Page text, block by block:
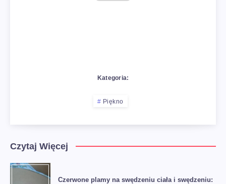
Kategoria:
Piękno
Czytaj Więcej
Czerwone plamy na swędzeniu ciała i swędzeniu: